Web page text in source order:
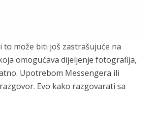
to može biti još zastrašujuće na
omogućava dijeljenje fotografija,
Upotrebom Messengera ili
Evo kako razgovarati sa